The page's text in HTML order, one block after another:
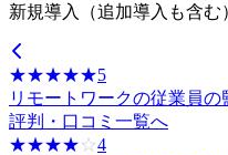
新規導入（追加導入も含む
☆☆☆☆☆
★★★★★5
リモートワークの従業員の
評判・口コミ一覧へ
☆☆☆☆☆
★★★★★4